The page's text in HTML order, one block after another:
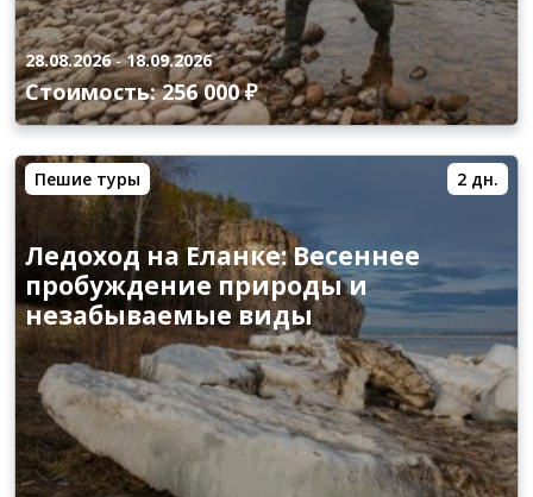
28.08.2026-18.09.2026
Стоимость: 256 000 ₽
Пешие туры 2 дн.
Ледоход на Еланке: Весеннее
пробуждение природы и
незабываемые виды